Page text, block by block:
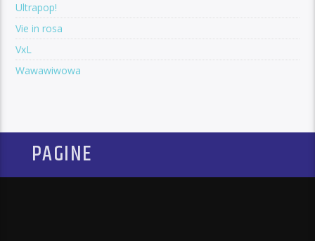
Ultrapop!
Vie in rosa
VxL
Wawawiwowa
PAGINE